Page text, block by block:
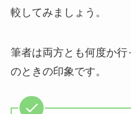
較してみましょう。
筆者は両方とも何度か
のときの印象です。